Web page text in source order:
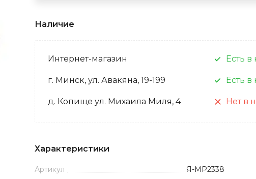
Наличие
Интернет-магазин Есть
г. Минск, ул. Авакяна, 19-199 Есть
д. Копище ул. Михаила Миля, 4 Нет в
Характеристики
Артикул
Я-МР2338